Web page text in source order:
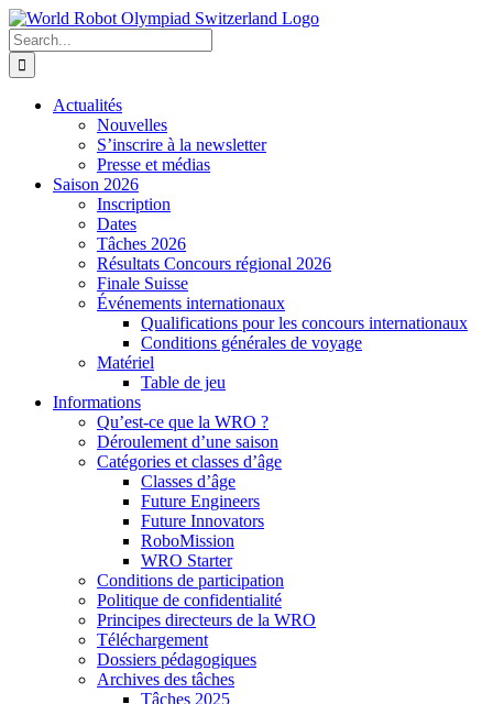
Skip
to
content
Search
for:
Actualités
Nouvelles
S’inscrire à la newsletter
Presse et médias
Saison 2026
Inscription
Dates
Tâches 2026
Résultats Concours régional 2026
Finale Suisse
Événements internationaux
Qualifications pour les concours internationaux
Conditions générales de voyage
Matériel
Table de jeu
Informations
Qu’est-ce que la WRO ?
Déroulement d’une saison
Catégories et classes d’âge
Classes d’âge
Future Engineers
Future Innovators
RoboMission
WRO Starter
Conditions de participation
Politique de confidentialité
Principes directeurs de la WRO
Téléchargement
Dossiers pédagogiques
Archives des tâches
Tâches 2025